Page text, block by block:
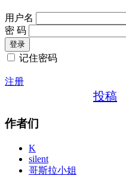
用户名
密 码
记住密码
注册
投稿
作者们
K
silent
哥斯拉小姐